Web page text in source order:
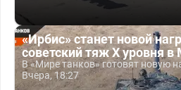
«Ирбис» станет новой
советский тяж X уровня в
В «Мире танков» готовят новую
Вчера, 18:27